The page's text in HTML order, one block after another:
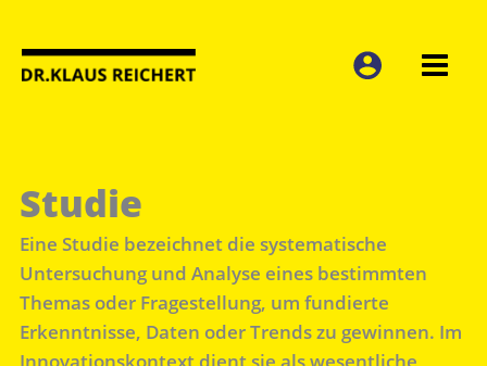
Inhalt
springen
Studie
Eine Studie bezeichnet die systematische
Untersuchung und Analyse eines bestimmten
Themas oder Fragestellung, um fundierte
Erkenntnisse, Daten oder Trends zu gewinnen. Im